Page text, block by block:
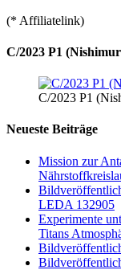
(* Affiliatelink)
C/2023 P1
C/2023 P1
Neueste Beiträge
Mission zur
LEDA 132905
Experimente
Titans